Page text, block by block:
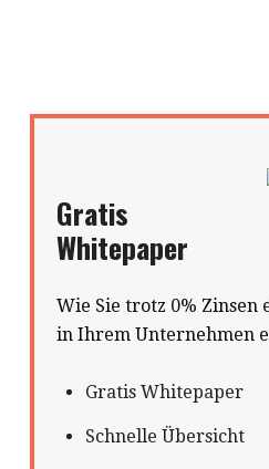
Gratis
Whitepaper
Wie Sie trotz 0% Zinsen
in Ihrem Unternehmen
Gratis Whitepaper
Schnelle Übersicht